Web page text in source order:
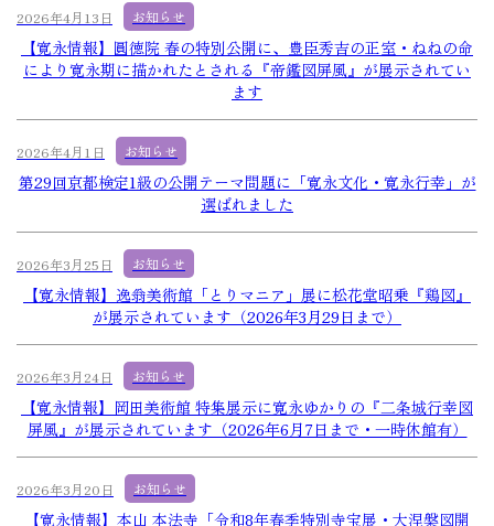
2026年4月13日 お知らせ
【寛永情報】圓徳院 春の特別公開に、豊臣秀吉の正室・ねねの命
により寛永期に描かれたとされる『帝鑑図屏風』が展示されてい
ます
2026年4月1日 お知らせ
第29回京都検定1級の公開テーマ問題に「寛永文化・寛永行幸」が
選ばれました
2026年3月25日 お知らせ
【寛永情報】逸翁美術館「とりマニア」展に松花堂昭乗『鶏図』
が展示されています（2026年3月29日まで）
2026年3月24日 お知らせ
【寛永情報】岡田美術館 特集展示に寛永ゆかりの『二条城行幸図
屏風』が展示されています（2026年6月7日まで・一時休館有）
2026年3月20日 お知らせ
【寛永情報】本山 本法寺「令和8年春季特別寺宝展・大涅槃図開